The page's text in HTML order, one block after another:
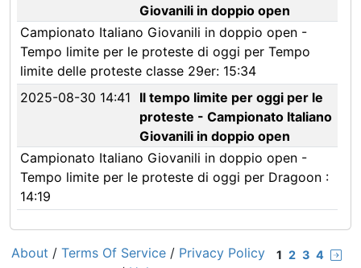
Giovanili in doppio open
Campionato Italiano Giovanili in doppio open -
Tempo limite per le proteste di oggi per Tempo
limite delle proteste classe 29er: 15:34
2025-08-30 14:41
Il tempo limite per oggi per le
proteste - Campionato Italiano
Giovanili in doppio open
Campionato Italiano Giovanili in doppio open -
Tempo limite per le proteste di oggi per Dragoon :
14:19
1 2 3 4
About / Terms Of Service / Privacy Policy